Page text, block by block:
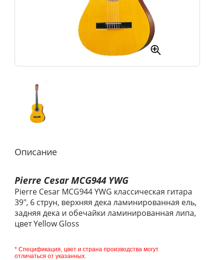
Описание
Pierre Cesar MCG944 YWG
Pierre Cesar MCG944 YWG классическая гитара
39", 6 струн, верхняя дека ламинированная ель,
задняя дека и обечайки ламинированная липа,
цвет Yellow Gloss
* Спецификация, цвет и страна производства могут
отличаться от указанных.